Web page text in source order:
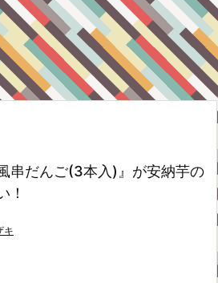
串だんご(3本入)』が安納芋の
！
キ